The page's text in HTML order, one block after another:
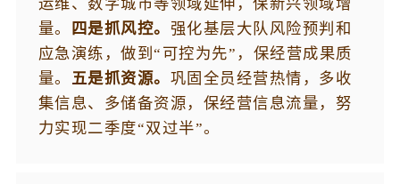
运维、数字城市等领域延伸，保新兴领域增
量。
四是抓风控。 强化基层大队风险预判和
应急演练，做到“可控为先”，保经营成果质
量。 五是抓资源。 巩固全员经营热情，多收
集信息、多储备资源，保经营信息流量，努
力实现二季度“双过半”。